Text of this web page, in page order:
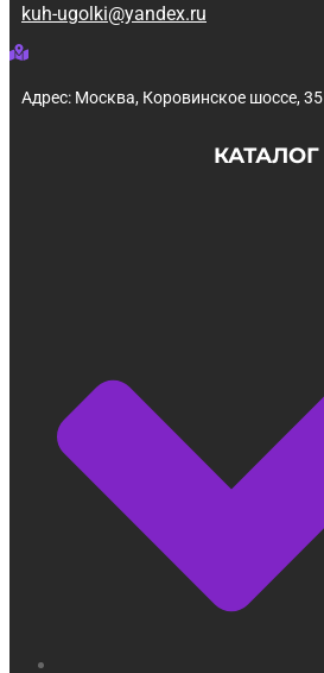
kuh-ugolki@yandex.ru
Адрес: Москва, Коровинское шоссе, 35
КАТАЛОГ